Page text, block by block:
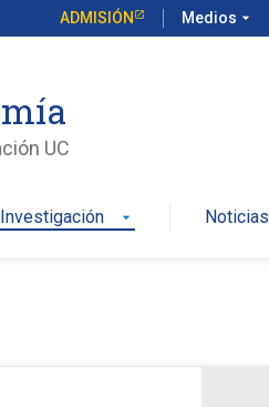
ADMISIÓN Medios arrow_drop_down
UC
arrow_drop_down Noticias